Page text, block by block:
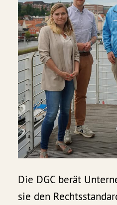
Die DGC berät
sie den